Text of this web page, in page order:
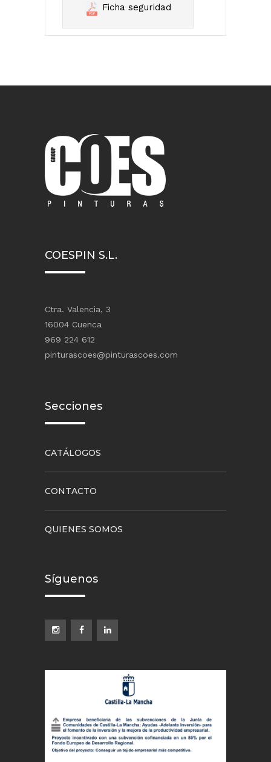
Ficha seguridad
COESPIN S.L.
Ctra. Valencia, 3
16004 Cuenca
969 224 612
pinturascoes@pinturascoes.com
Secciones
CATÁLOGOS
CONTACTO
QUIENES SOMOS
Síguenos